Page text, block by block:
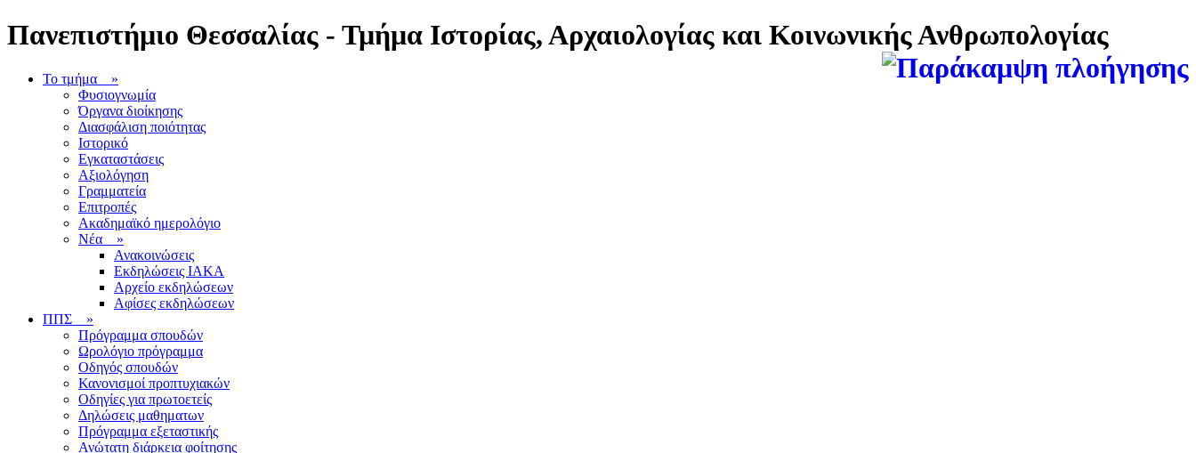
Πανεπιστήμιο Θεσσαλίας - Τμήμα Ιστορίας, Αρχαιολογίας και Κοινωνικής Ανθρωπολογίας
Το τμήμα »
Φυσιογνωμία
Όργανα διοίκησης
Διασφάλιση ποιότητας
Ιστορικό
Εγκαταστάσεις
Αξιολόγηση
Γραμματεία
Επιτροπές
Ακαδημαϊκό ημερολόγιο
Νέα »
Ανακοινώσεις
Εκδηλώσεις ΙΑΚΑ
Αρχείο εκδηλώσεων
Αφίσες εκδηλώσεων
ΠΠΣ »
Πρόγραμμα σπουδών
Ωρολόγιο πρόγραμμα
Οδηγός σπουδών
Κανονισμοί προπτυχιακών
Οδηγίες για πρωτοετείς
Δηλώσεις μαθηματων
Πρόγραμμα εξεταστικής
Ανώτατη διάρκεια φοίτησης